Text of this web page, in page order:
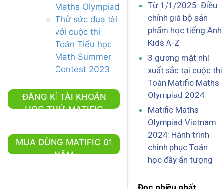
Maths Olympiad
Thử sức đua tài
với cuộc thi
Toán Tiểu học
Math Summer
Contest 2023
ĐĂNG KÍ TÀI KHOẢN
HỌC THỬ MATIFIC
MUA DÙNG MATIFIC 01
NĂM
Từ 1/1/2025: Điều
chỉnh giá bộ sản
phẩm học tiếng Anh
Kids A-Z
3 gương mặt nhí
xuất sắc tại cuộc thi
Toán Matific Maths
Olympiad 2024
Matific Maths
Olympiad Vietnam
2024: Hành trình
chinh phục Toán
học đầy ấn tượng